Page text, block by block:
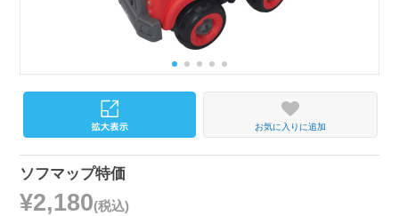
お気に入りに追加
ソフマップ特価
¥2,180(税込)